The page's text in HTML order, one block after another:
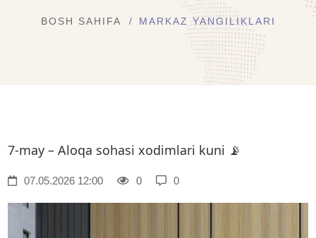
BOSH SAHIFA MARKAZ YANGILIKLARI
7-may – Aloqa sohasi xodimlari kuni 📡
07.05.2026 12:00 0 0